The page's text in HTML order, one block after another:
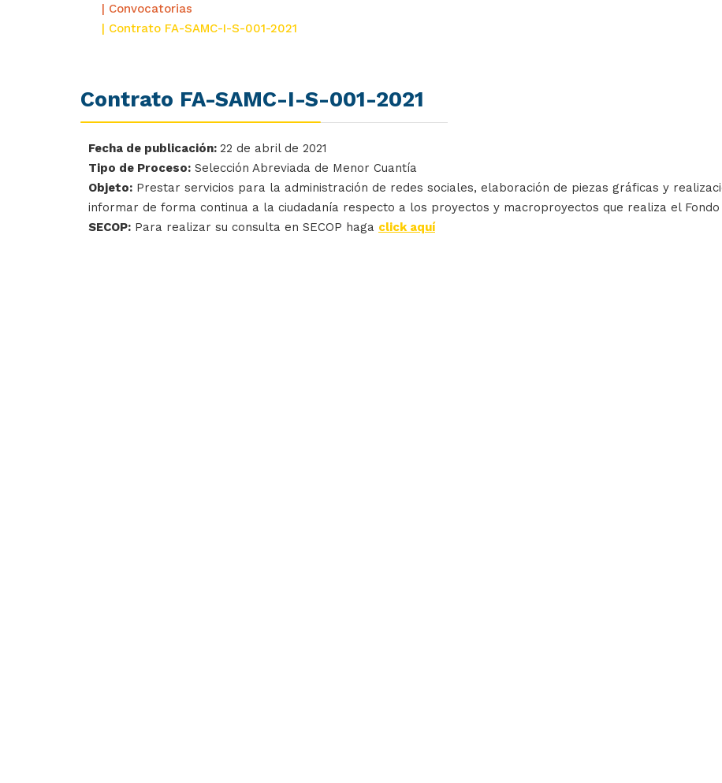
| Convocatorias
| Contrato FA-SAMC-I-S-001-2021
Contrato FA-SAMC-I-S-001-2021
Fecha de publicación: 22 de abril de 2021
Tipo de Proceso: Selección Abreviada de Menor Cuantía
Objeto: Prestar servicios para la administración de redes sociales, elaboración de piezas gráficas y
informar de forma continua a la ciudadanía respecto a los proyectos y macroproyectos que realiza el Fondo
SECOP: Para realizar su consulta en SECOP haga click aquí